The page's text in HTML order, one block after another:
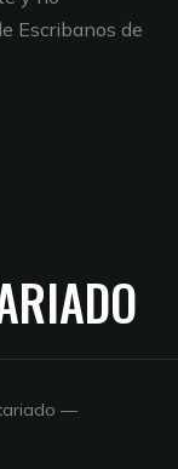
Escribanos de
—